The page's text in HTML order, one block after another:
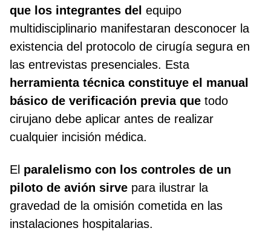
que los integrantes del equipo
multidisciplinario manifestaran desconocer la
existencia del protocolo de cirugía segura en
las entrevistas presenciales. Esta
herramienta técnica constituye el manual
básico de verificación previa que todo
cirujano debe aplicar antes de realizar
cualquier incisión médica.
El paralelismo con los controles de un
piloto de avión sirve para ilustrar la
gravedad de la omisión cometida en las
instalaciones hospitalarias.